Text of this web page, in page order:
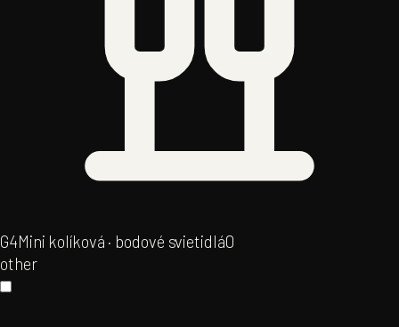
G4Mini kolíková · bodové svietidlá0
other